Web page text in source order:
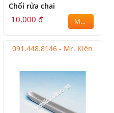
Chổi rửa chai
10,000 đ MUA
091.448.8146 - Mr. Kiên